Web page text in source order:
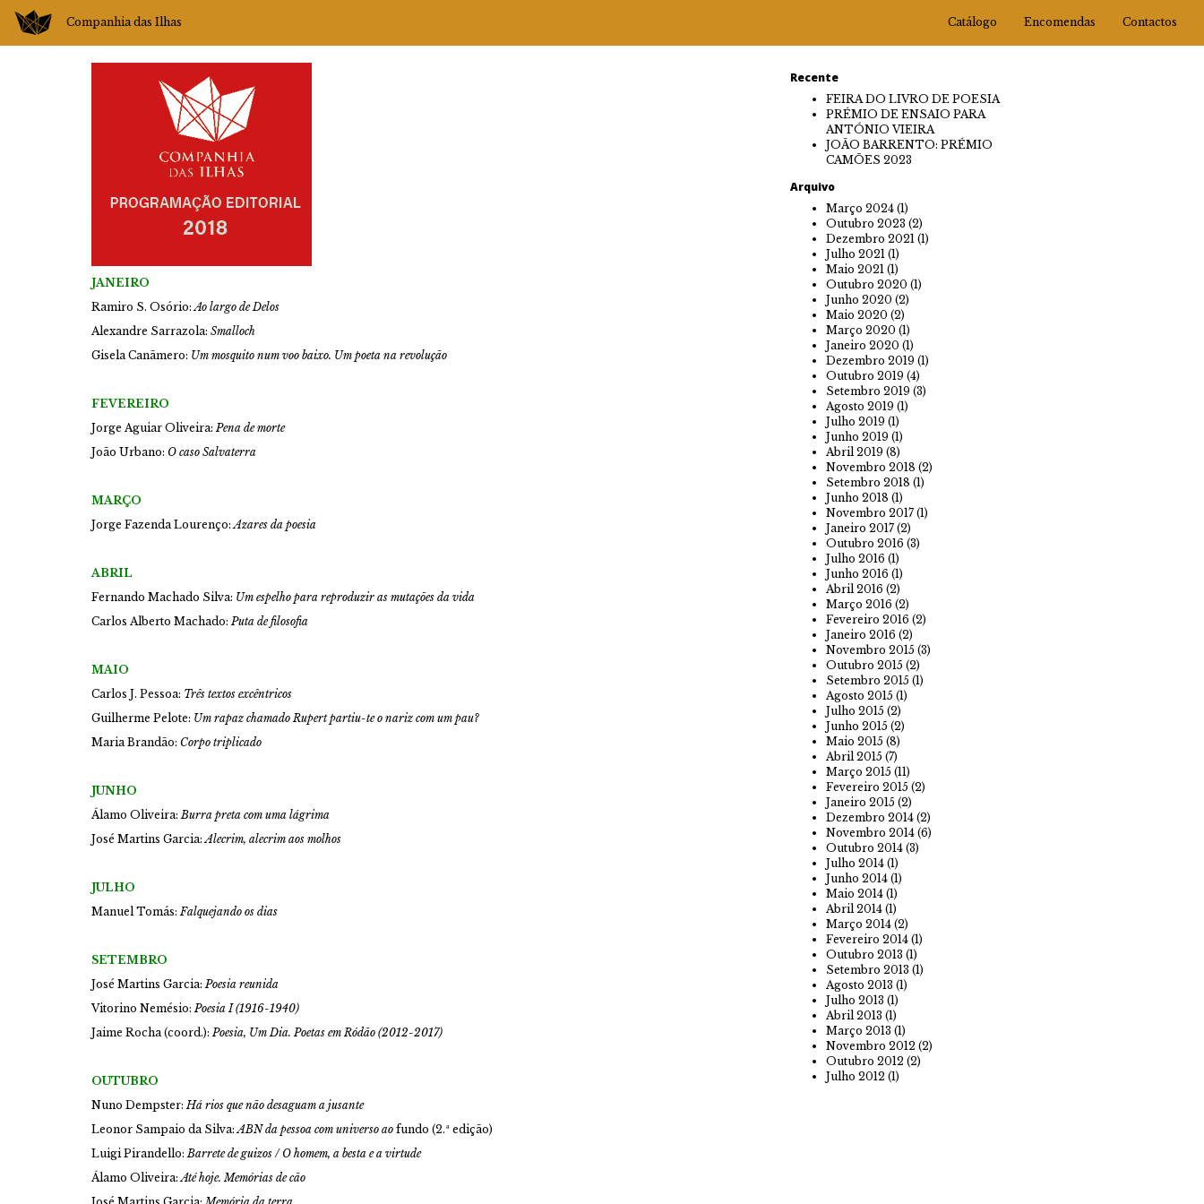
Companhia das Ilhas Catálogo Encomendas Contactos
JANEIRO
Ramiro S. Osório:Ao largo de Delos
Alexandre Sarrazola: Smalloch
Gisela Canãmero: Um mosquito num voo baixo. Um poeta na revolução
FEVEREIRO
Jorge Aguiar Oliveira:Pena de morte
João Urbano: O caso Salvaterra
MARÇO
Jorge Fazenda Lourenço:Azares da poesia
ABRIL
Fernando Machado Silva: Um espelho para reproduzir as mutações da vida
Carlos Alberto Machado:Puta de filosofia
MAIO
Carlos J. Pessoa: Três textos excêntricos
Guilherme Pelote: Um rapaz chamado Rupert partiu-te o nariz com um pau?
Maria Brandão: Corpo triplicado
JUNHO
Álamo Oliveira:Burra preta com uma lágrima
José Martins Garcia:Alecrim, alecrim aos molhos
JULHO
Manuel Tomás:Falquejando os dias
SETEMBRO
José Martins Garcia:Poesia reunida
Vitorino Nemésio:Poesia I (1916-1940)
Jaime Rocha (coord.):Poesia, Um Dia. Poetas em Ródão (2012-2017)
OUTUBRO
Nuno Dempster:Há rios que não desaguam a jusante
Leonor Sampaio da Silva:ABN da pessoa com universo ao fundo (2.ª edição)
Luigi Pirandello:Barrete de guizos / O homem, a besta e a virtude
Álamo Oliveira:Até hoje. Memórias de cão
Recente
FEIRA DO LIVRO DE POESIA
PRÉMIO DE ENSAIO PARA
ANTÓNIO VIEIRA
JOÃO BARRENTO: PRÉMIO
CAMÕES 2023
Arquivo
Março 2024 (1)
Outubro 2023 (2)
Dezembro 2021 (1)
Julho 2021 (1)
Maio 2021 (1)
Outubro 2020 (1)
Junho 2020 (2)
Maio 2020 (2)
Março 2020 (1)
Janeiro 2020 (1)
Dezembro 2019 (1)
Outubro 2019 (4)
Setembro 2019 (3)
Agosto 2019 (1)
Julho 2019 (1)
Junho 2019 (1)
Abril 2019 (8)
Novembro 2018 (2)
Setembro 2018 (1)
Junho 2018 (1)
Novembro 2017 (1)
Janeiro 2017 (2)
Outubro 2016 (3)
Julho 2016 (1)
Junho 2016 (1)
Abril 2016 (2)
Março 2016 (2)
Fevereiro 2016 (2)
Janeiro 2016 (2)
Novembro 2015 (3)
Outubro 2015 (2)
Setembro 2015 (1)
Agosto 2015 (1)
Julho 2015 (2)
Junho 2015 (2)
Maio 2015 (8)
Abril 2015 (7)
Março 2015 (11)
Fevereiro 2015 (2)
Janeiro 2015 (2)
Dezembro 2014 (2)
Novembro 2014 (6)
Outubro 2014 (3)
Julho 2014 (1)
Junho 2014 (1)
Maio 2014 (1)
Abril 2014 (1)
Março 2014 (2)
Fevereiro 2014 (1)
Outubro 2013 (1)
Setembro 2013 (1)
Agosto 2013 (1)
Julho 2013 (1)
Abril 2013 (1)
Março 2013 (1)
Novembro 2012 (2)
Outubro 2012 (2)
Julho 2012 (1)